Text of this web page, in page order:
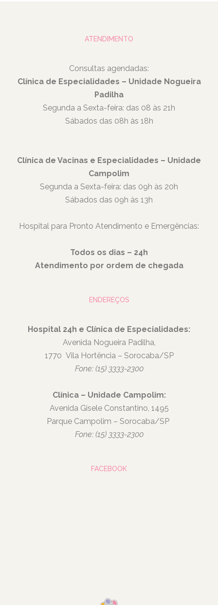
ATENDIMENTO
Consultas agendadas:
Clínica de Especialidades – Unidade Nogueira
Padilha
Segunda a Sexta-feira: das 08 às 21h
Sábados das 08h às 18h
Clínica de Vacinas e Especialidades – Unidade
Campolim
Segunda a Sexta-feira: das 09h às 20h
Sábados das 09h às 13h
Hospital para Pronto Atendimento e Emergências:
Todos os dias – 24h
Atendimento por ordem de chegada
ENDEREÇOS
Hospital 24h e Clínica de Especialidades:
Avenida Nogueira Padilha,
1770 Vila Hortência – Sorocaba/SP
Fone: (15) 3333-2300
Clínica – Unidade Campolim:
Avenida Gisele Constantino, 1495
Parque Campolim – Sorocaba/SP
Fone: (15) 3333-2300
FACEBOOK